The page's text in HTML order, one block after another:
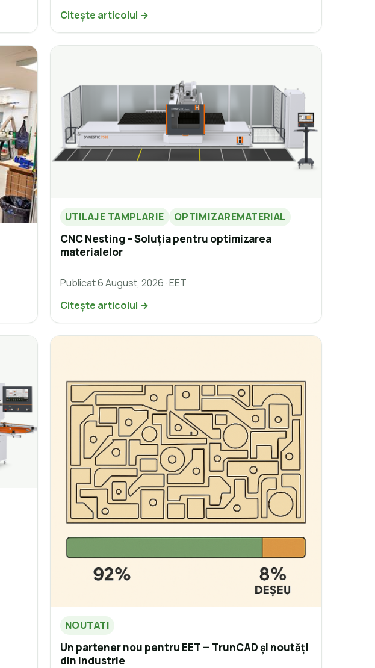
Citește articolul →
UTILAJE TAMPLARIE OPTIMIZAREMATERIAL
CNC Nesting – Soluția pentru optimizarea
materialelor
Publicat 6 August, 2026 · EET
Citește articolul →
NOUTATI
Un partener nou pentru EET — TrunCAD și noutăți
din industrie